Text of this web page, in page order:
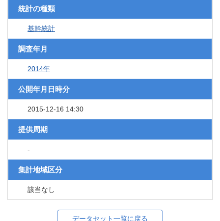
統計の種類
基幹統計
調査年月
2014年
公開年月日時分
2015-12-16 14:30
提供周期
-
集計地域区分
該当なし
データセット一覧に戻る